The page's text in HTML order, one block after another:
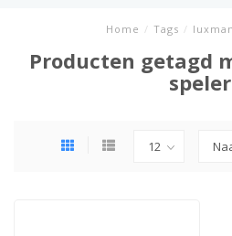
Home / Tags /
Producten getagd